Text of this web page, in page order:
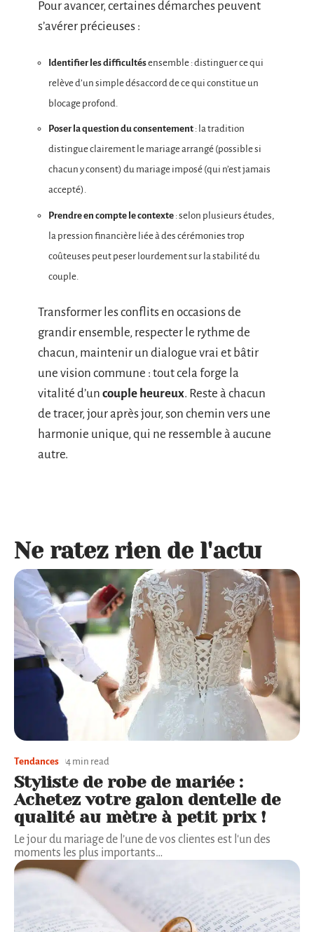
Pour avancer, certaines démarches peuvent
s’avérer précieuses :
Identifier les difficultésensemble : distinguer ce qui
relève d’un simple désaccord de ce qui constitue un
blocage profond.
Poser la question du consentement : la tradition
distingue clairement le mariage arrangé (possible si
chacun y consent) du mariage imposé (qui n’est jamais
accepté).
Prendre en compte le contexte : selon plusieurs études,
la pression financière liée à des cérémonies trop
coûteuses peut peser lourdement sur la stabilité du
couple.
Transformer les conflits en occasions de
grandir ensemble, respecter le rythme de
chacun, maintenir un dialogue vrai et bâtir
une vision commune : tout cela forge la
vitalité d’un couple heureux. Reste à chacun
de tracer, jour après jour, son chemin vers une
harmonie unique, qui ne ressemble à aucune
autre.
Ne ratez rien de l'actu
Tendances 4 min read
Styliste de robe de mariée :
Achetez votre galon dentelle de
qualité au mètre à petit prix !
Le jour du mariage de l’une de vos clientes est l'un des
moments les plus importants…